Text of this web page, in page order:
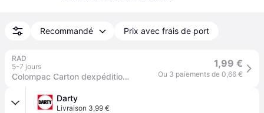
Recommandé Prix avec frais de port
RAD
5-7 jours
Colompac Carton dexpédition 1554026 carton ondulé DIN C4 marron
1,99 €
Ou 3 paiements de 0,66 €
Darty
Livraison 3,99 €